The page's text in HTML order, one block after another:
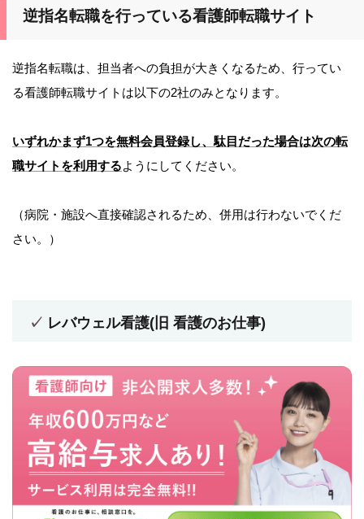
逆指名転職を行っている看護師転職サイト
逆指名転職は、担当者への負担が大きくなるため、行ってい
る看護師転職サイトは以下の2社のみとなります。
いずれかまず1つを無料会員登録し、駄目だった場合は次の転
職サイトを利用するようにしてください。
（病院・施設へ直接確認されるため、併用は行わないでくだ
さい。）
レバウェル看護(旧 看護のお仕事)